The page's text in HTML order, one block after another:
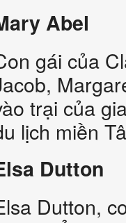
Abel
gái của
trại của
lịch miền
Dutton
Dutton,